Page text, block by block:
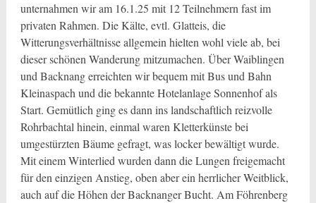
unternahmen wir am 16.1.25 mit 12 Teilnehmern fast im
privaten Rahmen. Die Kälte, evtl. Glatteis, die
Witterungsverhältnisse allgemein hielten wohl viele ab, bei
dieser schönen Wanderung mitzumachen. Über Waiblingen
und Backnang erreichten wir bequem mit Bus und Bahn
Kleinaspach und die bekannte Hotelanlage Sonnenhof als
Start. Gemütlich ging es dann ins landschaftlich reizvolle
Rohrbachtal hinein, einmal waren Kletterkünste bei
umgestürzten Bäume gefragt, was locker bewältigt wurde.
Mit einem Winterlied wurden dann die Lungen freigemacht
für den einzigen Anstieg, oben aber ein herrlicher Weitblick,
auch auf die Höhen der Backnanger Bucht. Am Föhrenberg